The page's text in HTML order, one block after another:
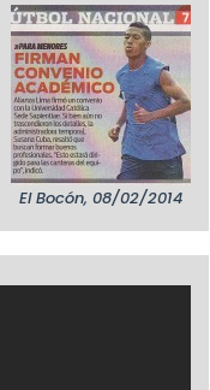
El Bocón, 08/02/2014